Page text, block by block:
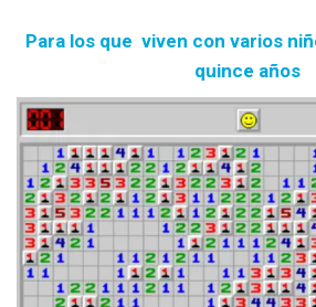
Para los que viven con varios
quince años